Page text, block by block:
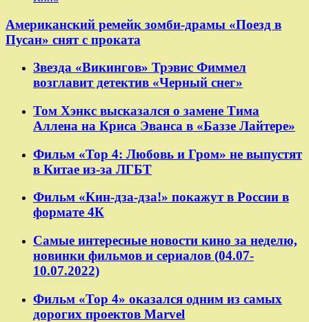
Американский ремейк зомби-драмы «Поезд в
Пусан» снят с проката
Звезда «Викингов» Трэвис Фиммел
возглавит детектив «Черный снег»
Том Хэнкс высказался о замене Тима
Аллена на Криса Эванса в «Баззе Лайтере»
Фильм «Тор 4: Любовь и Гром» не выпустят
в Китае из-за ЛГБТ
Фильм «Кин-дза-дза!» покажут в России в
формате 4К
Самые интересные новости кино за неделю,
новинки фильмов и сериалов (04.07-
10.07.2022)
Фильм «Тор 4» оказался одним из самых
дорогих проектов Marvel